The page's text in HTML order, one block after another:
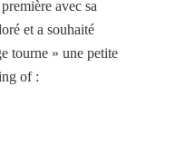
avec sa
et a souhaité
tourne » une petite
of :